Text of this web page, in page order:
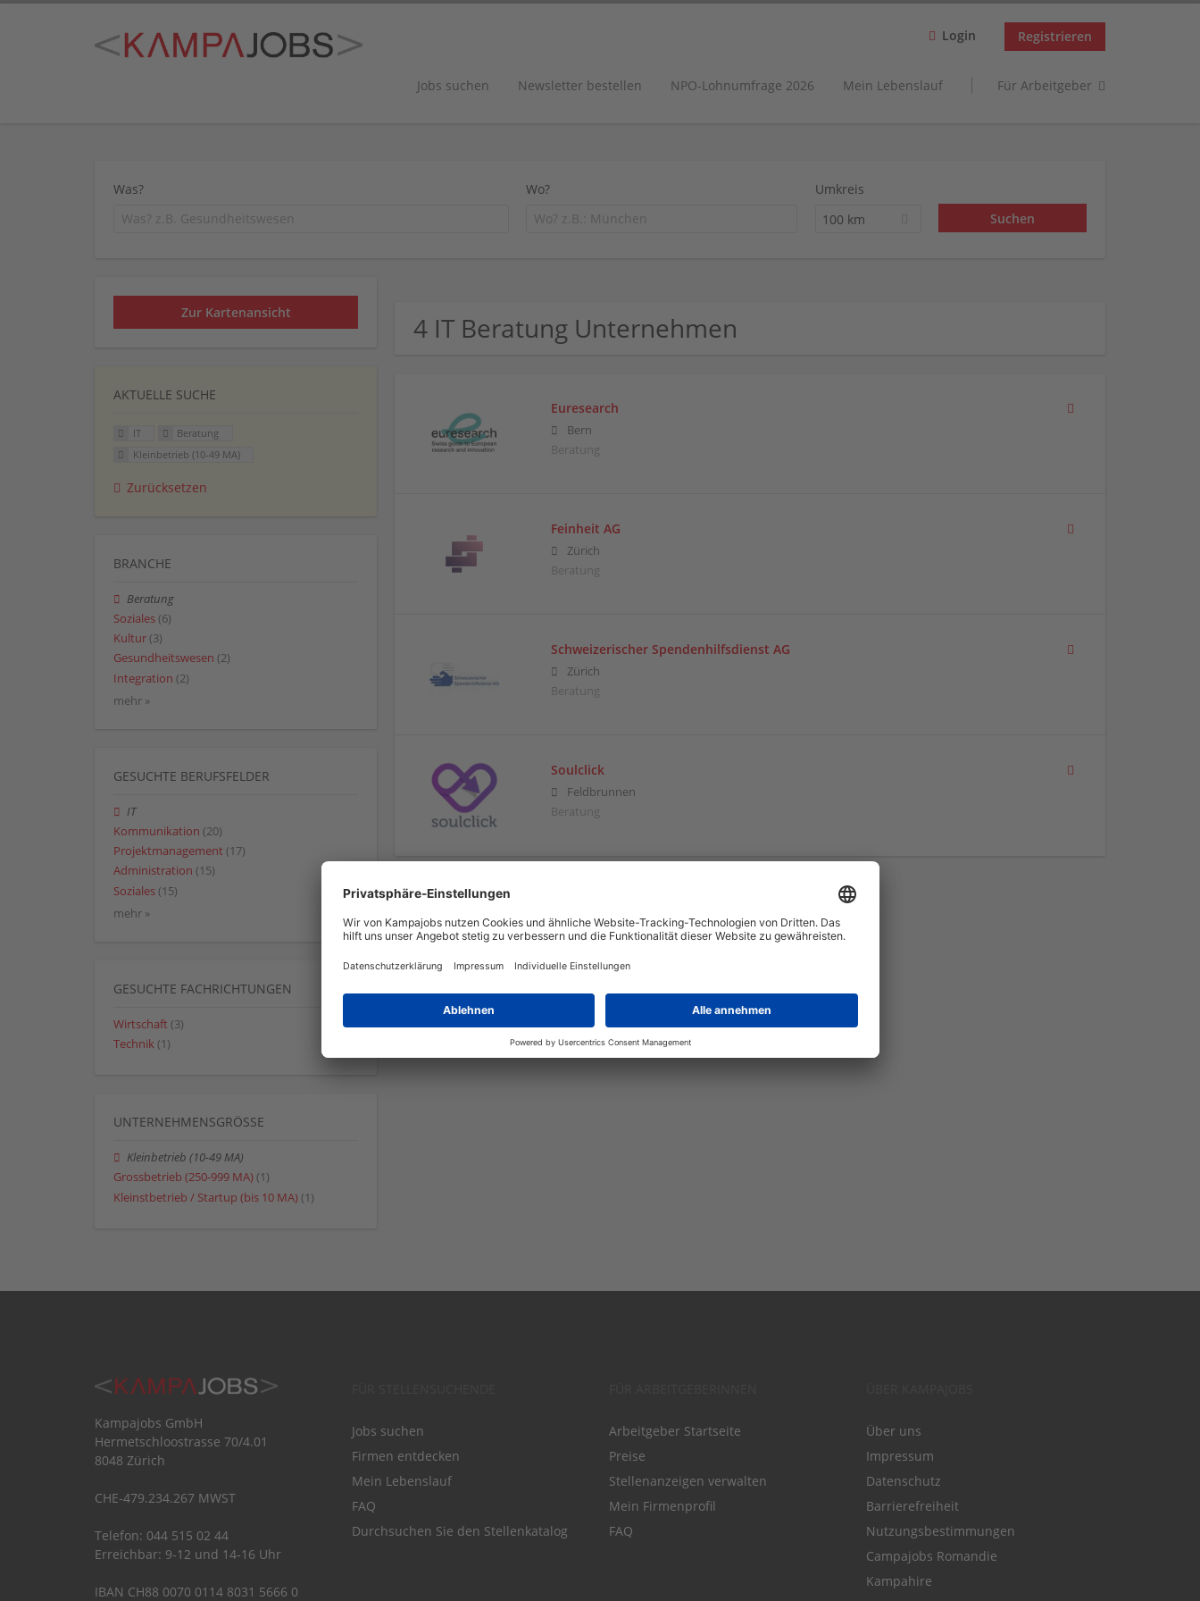
Login Registrieren
Jobs suchen Newsletter bestellen NPO-Lohnumfrage 2026 Mein Lebenslauf Für Arbeitgeber
Was? Wo?
Umkreis
100 km
4 IT Beratung Unternehmen
Euresearch
Bern
Beratung
Feinheit AG
Zürich
Beratung
Schweizerischer Spendenhilfsdienst AG
Zürich
Beratung
Soulclick
Feldbrunnen
Beratung
Zur Kartenansicht
AKTUELLE SUCHE
IT
Beratung
Kleinbetrieb (10-49 MA)
Zurücksetzen
BRANCHE
Beratung
Soziales (6)
Kultur (3)
Gesundheitswesen (2)
Integration (2)
mehr »
GESUCHTE BERUFSFELDER
IT
Kommunikation (20)
Projektmanagement (17)
Administration (15)
Soziales (15)
mehr »
GESUCHTE FACHRICHTUNGEN
Wirtschaft (3)
Technik (1)
UNTERNEHMENSGRÖSSE
Kleinbetrieb (10-49 MA)
Grossbetrieb (250-999 MA) (1)
Kleinstbetrieb / Startup (bis 10 MA) (1)
Kampajobs GmbH
Hermetschloostrasse 70/4.01
8048 Zürich
CHE-479.234.267 MWST
Telefon: 044 515 02 44
Erreichbar: 9-12 und 14-16 Uhr
IBAN CH88 0070 0114 8031 5666 0
Jobs suchen
Firmen entdecken
Mein Lebenslauf
FAQ
Durchsuchen Sie den Stellenkatalog
Arbeitgeber Startseite
Preise
Stellenanzeigen verwalten
Mein Firmenprofil
FAQ
Über uns
Impressum
Datenschutz
Barrierefreiheit
Nutzungsbestimmungen
Campajobs Romandie
Kampahire